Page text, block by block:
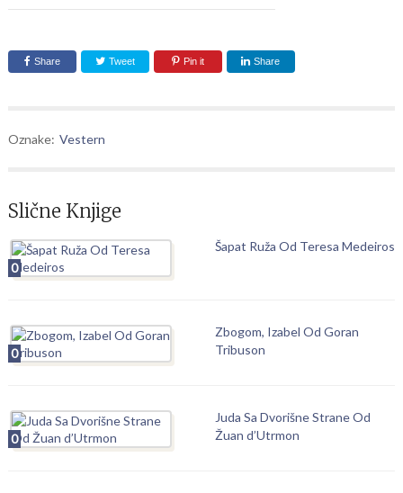
Share Tweet Pin it Share
Oznake: Vestern
Slične Knjige
0
Šapat Ruža Od Teresa Medeiros
0
Zbogom, Izabel Od Goran
Tribuson
0
Juda Sa Dvorišne Strane Od
Žuan d’Utrmon